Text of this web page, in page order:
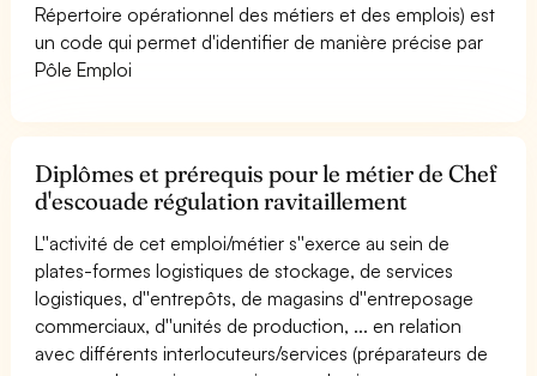
Répertoire opérationnel des métiers et des emplois) est
un code qui permet d'identifier de manière précise par
Pôle Emploi
Diplômes et prérequis pour le métier de Chef
d'escouade régulation ravitaillement
L''activité de cet emploi/métier s''exerce au sein de
plates-formes logistiques de stockage, de services
logistiques, d''entrepôts, de magasins d''entreposage
commerciaux, d''unités de production, ... en relation
avec différents interlocuteurs/services (préparateurs de